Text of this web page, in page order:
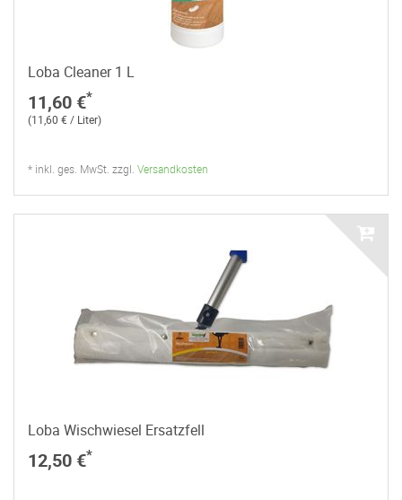
Loba Cleaner 1 L
11,60 €*
(11,60 € / Liter)
* inkl. ges. MwSt. zzgl. Versandkosten
Loba Wischwiesel Ersatzfell
12,50 €*